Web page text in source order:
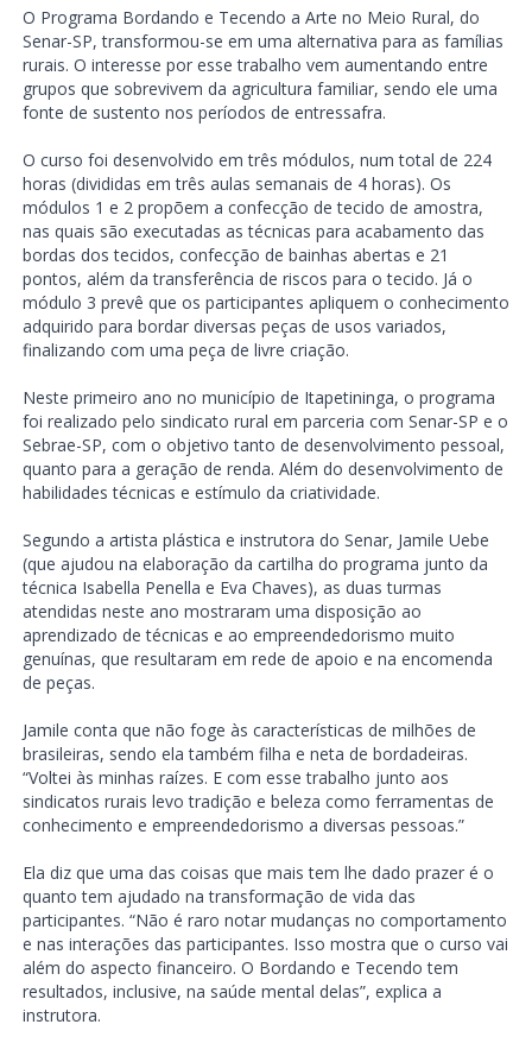
O Programa Bordando e Tecendo a Arte no Meio Rural, do
Senar-SP, transformou-se em uma alternativa para as famílias
rurais. O interesse por esse trabalho vem aumentando entre
grupos que sobrevivem da agricultura familiar, sendo ele uma
fonte de sustento nos períodos de entressafra.
O curso foi desenvolvido em três módulos, num total de 224
horas (divididas em três aulas semanais de 4 horas). Os
módulos 1 e 2 propõem a confecção de tecido de amostra,
nas quais são executadas as técnicas para acabamento das
bordas dos tecidos, confecção de bainhas abertas e 21
pontos, além da transferência de riscos para o tecido. Já o
módulo 3 prevê que os participantes apliquem o conhecimento
adquirido para bordar diversas peças de usos variados,
finalizando com uma peça de livre criação.
Neste primeiro ano no município de Itapetininga, o programa
foi realizado pelo sindicato rural em parceria com Senar-SP e o
Sebrae-SP, com o objetivo tanto de desenvolvimento pessoal,
quanto para a geração de renda. Além do desenvolvimento de
habilidades técnicas e estímulo da criatividade.
Segundo a artista plástica e instrutora do Senar, Jamile Uebe
(que ajudou na elaboração da cartilha do programa junto da
técnica Isabella Penella e Eva Chaves), as duas turmas
atendidas neste ano mostraram uma disposição ao
aprendizado de técnicas e ao empreendedorismo muito
genuínas, que resultaram em rede de apoio e na encomenda
de peças.
Jamile conta que não foge às características de milhões de
brasileiras, sendo ela também filha e neta de bordadeiras.
“Voltei às minhas raízes. E com esse trabalho junto aos
sindicatos rurais levo tradição e beleza como ferramentas de
conhecimento e empreendedorismo a diversas pessoas.”
Ela diz que uma das coisas que mais tem lhe dado prazer é o
quanto tem ajudado na transformação de vida das
participantes. “Não é raro notar mudanças no comportamento
e nas interações das participantes. Isso mostra que o curso vai
além do aspecto financeiro. O Bordando e Tecendo tem
resultados, inclusive, na saúde mental delas”, explica a
instrutora.